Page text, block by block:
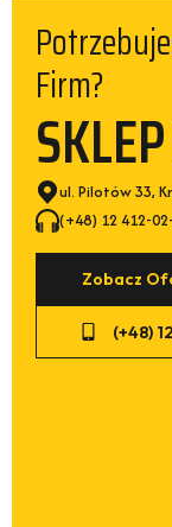
ul. Pilotów 33,
(+48)